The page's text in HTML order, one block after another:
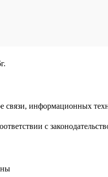
связи, информационных
с